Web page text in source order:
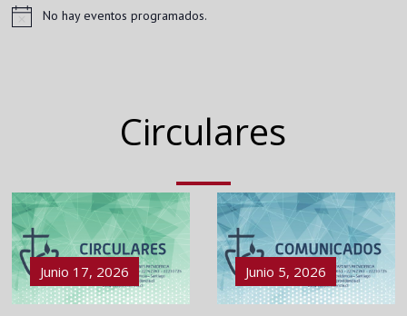
Aviso No hay eventos programados.
Circulares
Junio 17, 2026 Junio 5, 2026